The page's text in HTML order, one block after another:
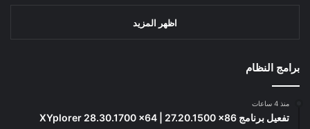
اظهر المزيد
برامج النظام
منذ 4 ساعات
تفعيل برنامج XYplorer 28.30.1700 x64 | 27.20.1500 x86